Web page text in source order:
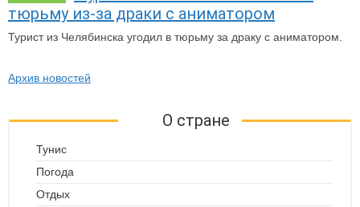
тюрьму из-за драки с аниматором
Турист из Челябинска угодил в тюрьму за драку с аниматором.
Архив новостей
О стране
Тунис
Погода
Отдых